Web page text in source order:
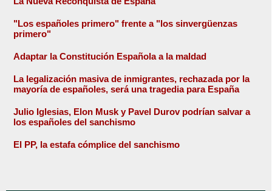
"Los españoles primero" frente a "los sinvergüenzas
primero"
Adaptar la Constitución Española a la maldad
La legalización masiva de inmigrantes, rechazada por la
mayoría de españoles, será una tragedia para España
Julio Iglesias, Elon Musk y Pavel Durov podrían salvar a
los españoles del sanchismo
El PP, la estafa cómplice del sanchismo